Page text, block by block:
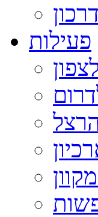
פעילות